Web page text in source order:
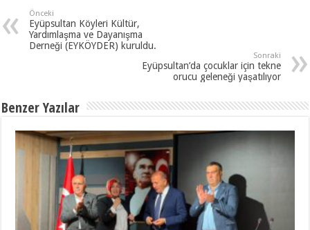
Önceki
Eyüpsultan Köyleri Kültür,
Yardımlaşma ve Dayanışma
Derneği (EYKÖYDER) kuruldu.
Sonraki
Eyüpsultan’da çocuklar için tekne
orucu geleneği yaşatılıyor
Benzer Yazılar